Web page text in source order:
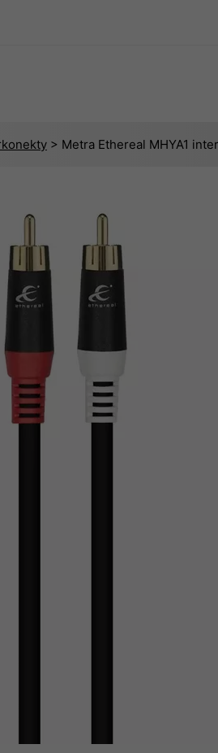
> Metra Ethereal MHYA1